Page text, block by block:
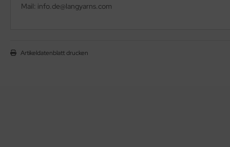
Mail: info.de@langyarns.com
Artikeldatenblatt drucken